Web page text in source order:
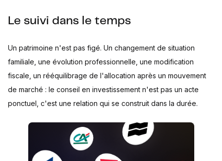
Le suivi dans le temps
Un patrimoine n'est pas figé. Un changement de situation
familiale, une évolution professionnelle, une modification
fiscale, un rééquilibrage de l'allocation après un mouvement
de marché : le conseil en investissement n'est pas un acte
ponctuel, c'est une relation qui se construit dans la durée.